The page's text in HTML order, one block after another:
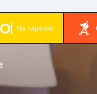
на тарелке